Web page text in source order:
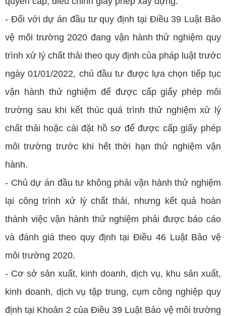
- Đối với dự án đầu tư quy định tại Điều 39 Luật Bảo
vệ môi trường 2020 đang vận hành thử nghiệm quy
trình xử lý chất thải theo quy định của pháp luật trước
ngày 01/01/2022, chủ đầu tư được lựa chọn tiếp tục
vận hành thử nghiệm để được cấp giấy phép môi
trường sau khi kết thúc quá trình thử nghiệm xử lý
chất thải hoặc cài đặt hồ sơ để được cấp giấy phép
môi trường trước khi hết thời hạn thử nghiệm vận
hành.
- Chủ dự án đầu tư không phải vận hành thử nghiệm
lại công trình xử lý chất thải, nhưng kết quả hoàn
thành việc vận hành thử nghiệm phải được báo cáo
và đánh giá theo quy định tại Điều 46 Luật Bảo vệ
môi trường 2020.
- Cơ sở sản xuất, kinh doanh, dịch vụ, khu sản xuất,
kinh doanh, dịch vụ tập trung, cụm công nghiệp quy
định tại Khoản 2 của Điều 39 Luật Bảo vệ môi trường